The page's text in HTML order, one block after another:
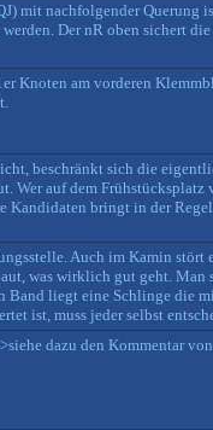
mit nachfolgender Querung
Der nR oben sichert
Knoten am vorderen
beschränkt sich die
Wer auf dem
Kandidaten bringt in der
Auch im Kamin stört
was wirklich gut geht.
liegt eine Schlinge die
ist, muss jeder selbst
dazu den Kommentar